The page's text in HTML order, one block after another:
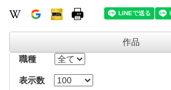
作品
職種
表示数